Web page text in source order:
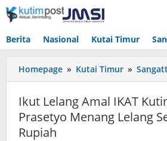
Lewati
ke
Berita Nasional Kutai Timur
Homepage » Kutai Timur »
Ikut Lelang Amal IKAT
Prasetyo Menang Lelang
Rupiah